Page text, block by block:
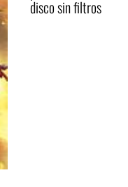
disco sin filtros